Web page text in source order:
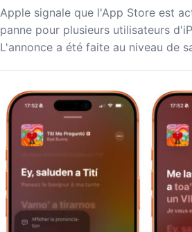
Apple signale que l'App Store est
panne pour plusieurs utilisateurs
L'annonce a été faite au niveau de